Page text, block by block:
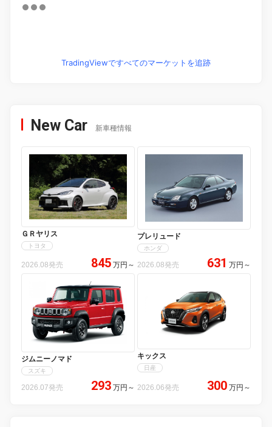
TradingViewですべてのマーケットを追跡
New Car 新車種情報
ＧＲヤリス
トヨタ
2026.08発売 845 万円 ～
プレリュード
ホンダ
2026.08発売 631 万円 ～
ジムニーノマド
スズキ
2026.07発売 293 万円 ～
キックス
日産
2026.06発売 300 万円 ～